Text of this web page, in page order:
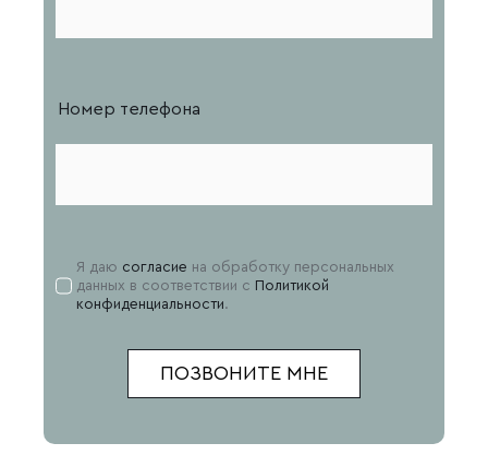
Номер телефона
Я даю согласие на обработку персональных
данных в соответствии с Политикой
конфиденциальности.
ПОЗВОНИТЕ МНЕ